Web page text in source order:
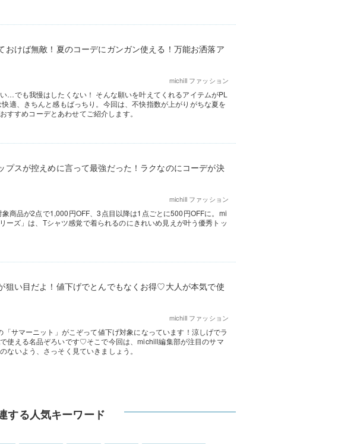
おけば無敵！夏のコーデにガンガン使える！万能お洒落ア
michill ファッション
…でも我慢はしたくない！ そんな願いを叶えてくれるアイテムがPL
適、きちんと感もばっちり。今回は、不快指数が上がりがちな夏を
すめコーデとあわせてご紹介します。
プスが控えめに言って最強だった！ラクなのにコーデが決
michill ファッション
商品が2点で1,000円OFF、3点目以降は1点ごとに500円OFFに。mi
ーズ」は、Tシャツ感覚で着られるのにきれいめ見えが叶う優秀トッ
狙い目だよ！値下げでとんでもなくお得♡大人が本気で使
michill ファッション
サマーニット」がこぞって値下げ対象になっています！涼しげでラ
使える名品ぞろいです♡そこで今回は、michill編集部が注目のサマ
ないよう、さっそく見ていきましょう。
する人気キーワード